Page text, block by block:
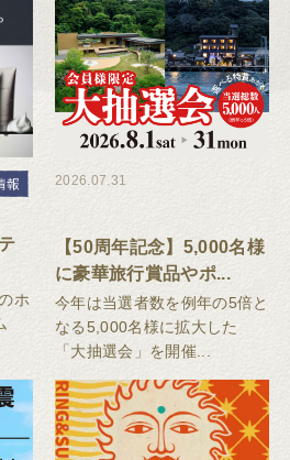
ホ
2026.07.31
【50周年記念】5,000名様
に豪華旅行賞品やポ...
今年は当選者数を例年の5倍と
なる5,000名様に拡大した
「大抽選会」を開催...